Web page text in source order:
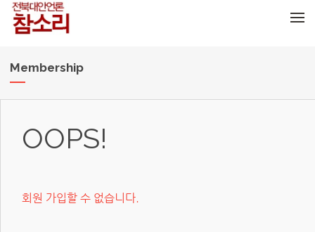
Membership
OOPS!
회원 가입할 수 없습니다.